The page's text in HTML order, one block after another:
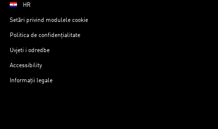
HR
Setări privind modulele cookie
Politica de confidențialitate
Uvjeti i odredbe
Accessibility
Informații legale